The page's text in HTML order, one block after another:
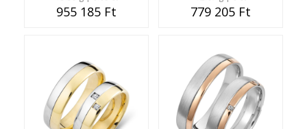
955 185 Ft 779 205 Ft